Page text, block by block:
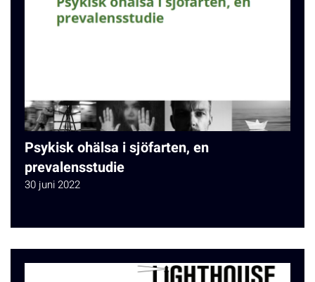
Psykisk ohälsa i sjöfarten, en
prevalensstudie
30 juni 2022